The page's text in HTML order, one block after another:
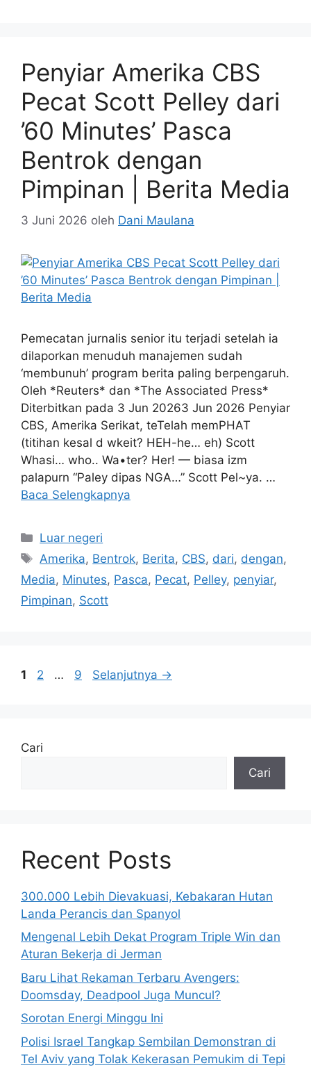
Penyiar Amerika CBS
Pecat Scott Pelley dari
’60 Minutes’ Pasca
Bentrok dengan
Pimpinan | Berita Media
3 Juni 2026 oleh Dani Maulana
Pemecatan jurnalis senior itu terjadi setelah ia
dilaporkan menuduh manajemen sudah
‘membunuh’ program berita paling berpengaruh.
Oleh *Reuters* dan *The Associated Press*
Diterbitkan pada 3 Jun 20263 Jun 2026 Penyiar
CBS, Amerika Serikat, teTelah memPHAT
(titihan kesal d wkeit? HEH-he… eh) Scott
Whasi… who.. Wa•ter? Her! — biasa izm
palapurn “Paley dipas NGA…” Scott Pel~ya. …
Baca Selengkapnya
Kategori
Luar negeri
Tag
Amerika, Bentrok, Berita, CBS, dari, dengan,
Media, Minutes, Pasca, Pecat, Pelley, penyiar,
Pimpinan, Scott
Halaman
1 Halaman
2 … Halaman
9 Selanjutnya →
Cari
Cari
Recent Posts
300.000 Lebih Dievakuasi, Kebakaran Hutan
Landa Perancis dan Spanyol
Mengenal Lebih Dekat Program Triple Win dan
Aturan Bekerja di Jerman
Baru Lihat Rekaman Terbaru Avengers:
Doomsday, Deadpool Juga Muncul?
Sorotan Energi Minggu Ini
Polisi Israel Tangkap Sembilan Demonstran di
Tel Aviv yang Tolak Kekerasan Pemukim di Tepi